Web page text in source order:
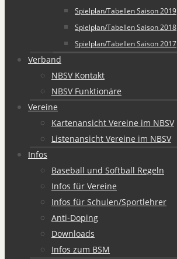
Spielplan/Tabellen Saison 2019
Spielplan/Tabellen Saison 2018
Spielplan/Tabellen Saison 2017
Verband
NBSV Kontakt
NBSV Funktionäre
Vereine
Kartenansicht Vereine im NBSV
Listenansicht Vereine im NBSV
Infos
Baseball und Softball Regeln
Infos für Vereine
Infos für Schulen/Sportlehrer
Anti-Doping
Downloads
Infos zum BSM